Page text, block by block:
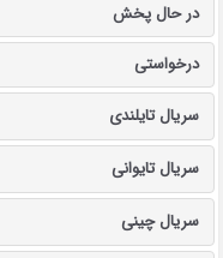
در حال پخش
درخواستی
سریال تایلندی
سریال تایوانی
سریال چینی